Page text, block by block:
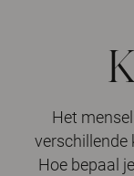
Het
verschillende
Hoe bepaal